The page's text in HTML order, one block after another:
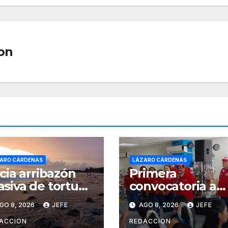
CÁRDENAS
arribazón
de tortuga
en playas
Michoacán
8, 2026 JEFE
LÁZARO CÁRDENAS
Primera
convocatoria a
elecciones del
Ejido Melchor
Ocampo en
AGO 8, 2026 JEFE
REDACCION